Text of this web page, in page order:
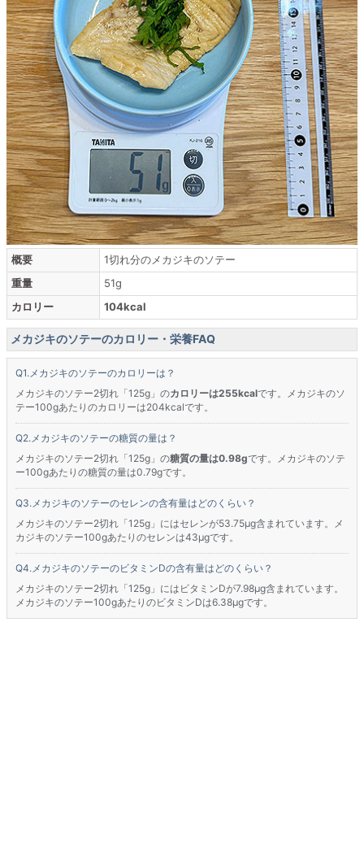
概要
1切れ分のメカジキのソテー
重量
51g
カロリー
104kcal
メカジキのソテーのカロリー・栄養FAQ
メカジキのソテーのカロリーは？
メカジキのソテー2切れ「125g」のカロリーは255kcalです。メカジキのソ
テー100gあたりのカロリーは204kcalです。
メカジキのソテーの糖質の量は？
メカジキのソテー2切れ「125g」の糖質の量は0.98gです。メカジキのソテ
ー100gあたりの糖質の量は0.79gです。
メカジキのソテーのセレンの含有量はどのくらい？
メカジキのソテー2切れ「125g」にはセレンが53.75μg含まれています。メ
カジキのソテー100gあたりのセレンは43μgです。
メカジキのソテーのビタミンDの含有量はどのくらい？
メカジキのソテー2切れ「125g」にはビタミンDが7.98μg含まれています。
メカジキのソテー100gあたりのビタミンDは6.38μgです。